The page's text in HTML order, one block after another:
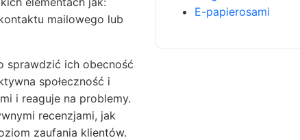
mailowego lub
sprawdzić ich obecność
społeczność i
i reaguje na problemy.
recenzjami, jak
zaufania klientów.
E-papierosami